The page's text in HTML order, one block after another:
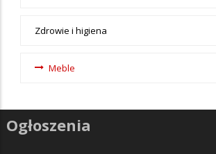
Zdrowie i higiena
Meble
Ogłoszenia